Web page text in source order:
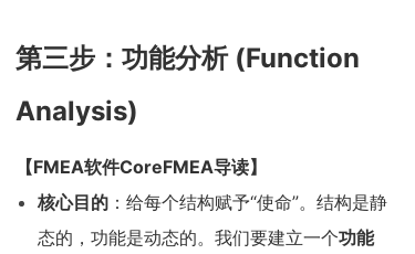
第三步：功能分析 (Function
Analysis)
【FMEA软件CoreFMEA导读】
核心目的 ：给每个结构赋予“使命”。结构是静
态的，功能是动态的。我们要建立一个功能